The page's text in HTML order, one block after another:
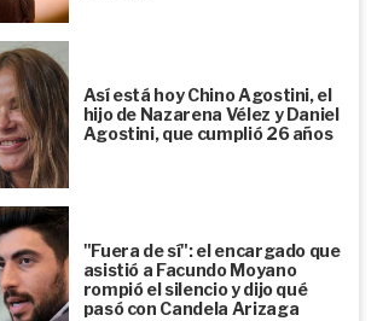
Así está hoy Chino Agostini, el
hijo de Nazarena Vélez y Daniel
Agostini, que cumplió 26 años
"Fuera de sí": el encargado que
asistió a Facundo Moyano
rompió el silencio y dijo qué
pasó con Candela Arizaga